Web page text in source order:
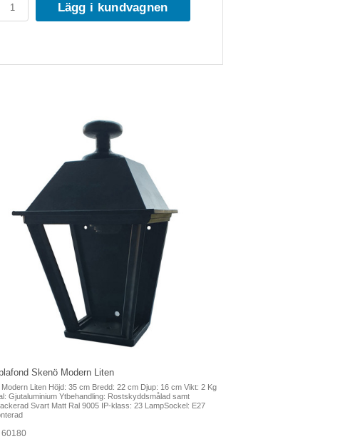
Lägg i kundvagnen
Skenö Modern Liten
Liten Höjd: 35 cm Bredd: 22 cm Djup: 16 cm Vikt: 2 Kg
Gjutaluminium Ytbehandling: Rostskyddsmålad samt
Svart Matt Ral 9005 IP-klass: 23 LampSockel: E27
60180